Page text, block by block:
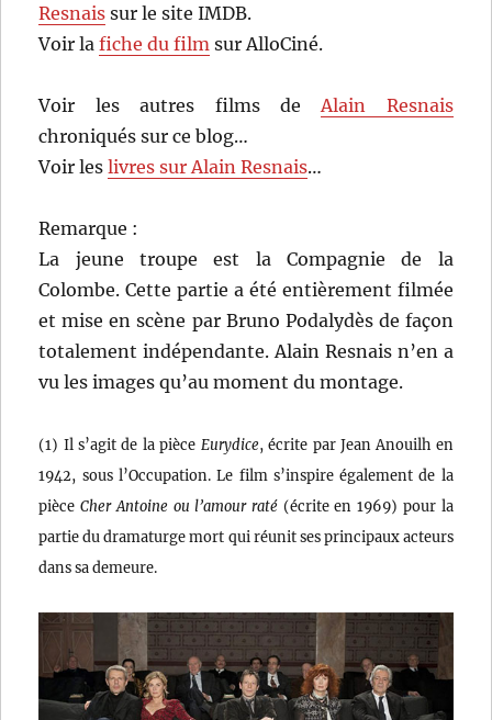
Resnais sur le site IMDB.
Voir lafiche du film sur AlloCiné.
Voir les autres films de Alain Resnais
chroniqués sur ce blog…
Voir leslivres sur Alain Resnais…
Remarque :
La jeune troupe est la Compagnie de la
Colombe. Cette partie a été entièrement filmée
et mise en scène par Bruno Podalydès de façon
totalement indépendante. Alain Resnais n’en a
vu les images qu’au moment du montage.
(1) Il s’agit de la pièce Eurydice, écrite par Jean Anouilh en
1942, sous l’Occupation. Le film s’inspire également de la
pièceCher Antoine ou l’amour raté (écrite en 1969) pour la
partie du dramaturge mort qui réunit ses principaux acteurs
dans sa demeure.